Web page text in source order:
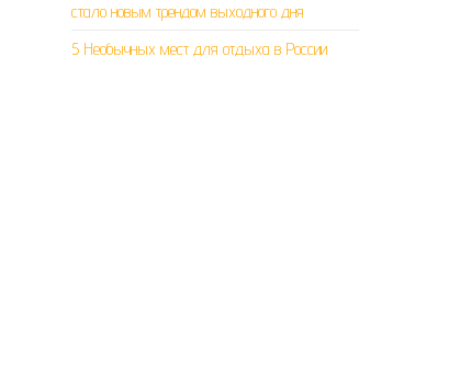
стало новым трендом выходного дня
5 Необычных мест для отдыха в России